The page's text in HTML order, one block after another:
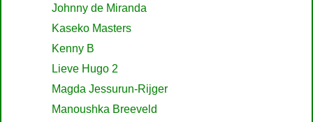
Johnny de Miranda
Kaseko Masters
Kenny B
Lieve Hugo 2
Magda Jessurun-Rijger
Manoushka Breeveld